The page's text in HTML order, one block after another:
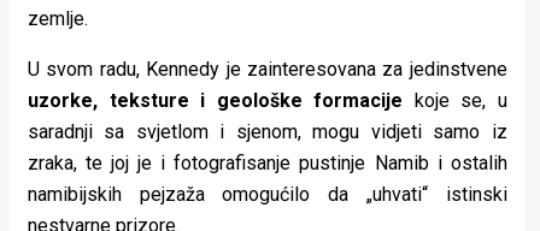
Ideje
koje
Urban
Places
zemlje.
U svom radu, Kennedy je zainteresovana za jedinstvene
uzorke, teksture i geološke formacije koje se, u
saradnji sa svjetlom i sjenom, mogu vidjeti samo iz
zraka, te joj je i fotografisanje pustinje Namib i ostalih
namibijskih pejzaža omogućilo da „uhvati“ istinski
nestvarne prizore.